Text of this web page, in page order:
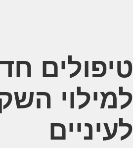
טיפולים
למילוי
לעיניים